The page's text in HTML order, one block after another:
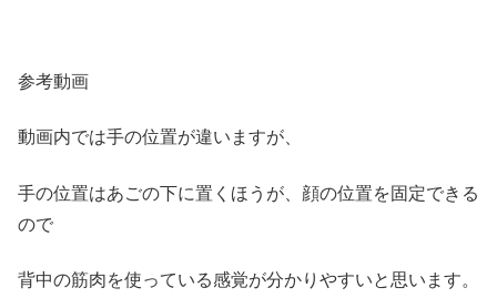
参考動画
動画内では手の位置が違いますが、
手の位置はあごの下に置くほうが、顔の位置を固定できる
ので
背中の筋肉を使っている感覚が分かりやすいと思います。